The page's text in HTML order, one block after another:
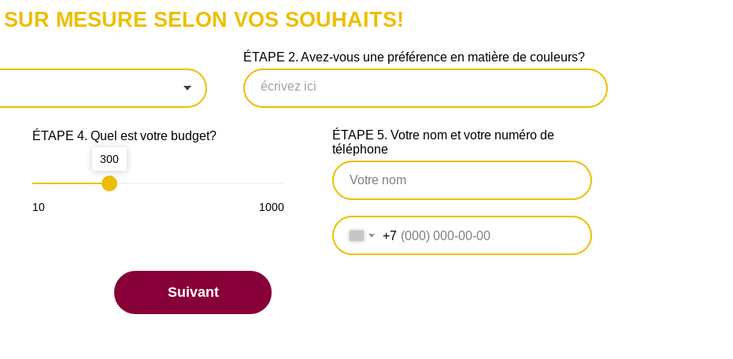
SUR MESURE SELON VOS SOUHAITS!
ÉTAPE 2. Avez-vous une préférence en matière de couleurs?
ÉTAPE 4. Quel est votre budget?
300
10 1000
ÉTAPE 5. Votre nom et votre numéro de
téléphone
+7
Suivant